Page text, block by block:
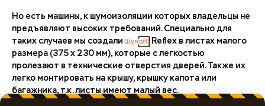
Но есть машины, к шумоизоляции которых владельцы не
предъявляют высоких требований. Специально для
таких случаев мы создали
Reflex в листах малого
размера (375 х 230 мм), которые с легкостью
пролезают в технические отверстия дверей. Также их
легко монтировать на крышу, крышку капота или
багажника, т.к. листы имеют малый вес.